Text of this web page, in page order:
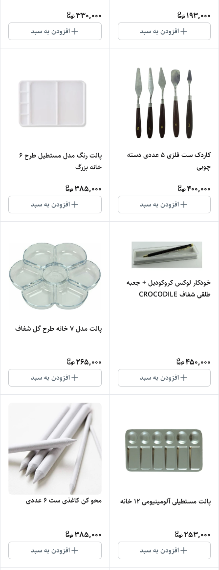
193,000
افزودن به سبد
330,000
افزودن به سبد
کاردک ست فلزی 5 عددی دسته
چوبی
400,000
افزودن به سبد
پالت رنگ مدل مستطیل طرح 6
خانه بزرگ
385,000
افزودن به سبد
خودکار لوکس کروکوديل + جعبه
طلقي شفاف CROCODILE
450,000
افزودن به سبد
پالت مدل 7 خانه طرح گل شفاف
265,000
افزودن به سبد
پالت مستطیلی آلومینیومی 12 خانه
253,000
افزودن به سبد
محو کن کاغذی ست 6 عددی
385,000
افزودن به سبد